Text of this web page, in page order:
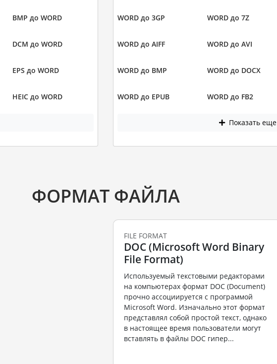
BMP до WORD
DCM до WORD
EPS до WORD
HEIC до WORD
WORD до 3GP WORD до 7Z
WORD до AIFF WORD до AVI
WORD до BMP WORD до DOCX
WORD до EPUB WORD до FB2
Показать еще
ФОРМАТ ФАЙЛА
FILE FORMAT
DOC (Microsoft Word Binary
File Format)
Используемый текстовыми редакторами
на компьютерах формат DOC (Document)
прочно ассоциируется с программой
Microsoft Word. Изначально этот формат
представлял собой простой текст, однако
в настоящее время пользователи могут
вставлять в файлы DOC гипер...